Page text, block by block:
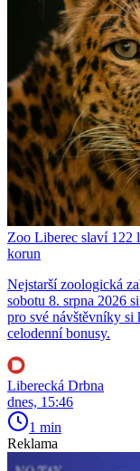
Zoo Liberec slaví 122
korun
Nejstarší zoologická
sobotu 8. srpna 2026
pro své návštěvníky
celodenní bonusy.
Liberecká Drbna
dnes, 15:46
1 min
Reklama